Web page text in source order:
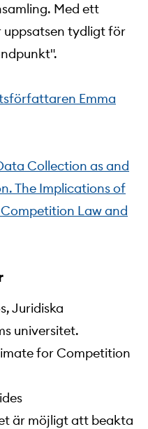
Med ett
tydligt för
Emma
Collection as and
The Implications of
Law and
Juridiska
universitet.
for Competition
är möjligt att beakta